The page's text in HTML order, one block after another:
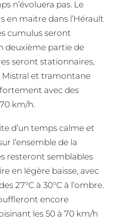
n’évoluera pas. Le
en maitre dans l’Hérault
cumulus seront
deuxième partie de
seront stationnaires,
Mistral et tramontane
avec des
km/h.
d’un temps calme et
l’ensemble de la
resteront semblables
en légère baisse, avec
27°C à 30°C à l’ombre.
encore
les 50 à 70 km/h